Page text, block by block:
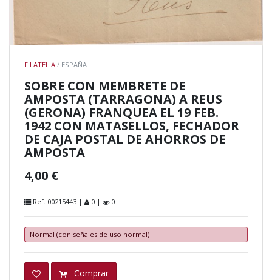
FILATELIA / ESPAÑA
SOBRE CON MEMBRETE DE
AMPOSTA (TARRAGONA) A REUS
(GERONA) FRANQUEA EL 19 FEB.
1942 CON MATASELLOS, FECHADOR
DE CAJA POSTAL DE AHORROS DE
AMPOSTA
4,00 €
Ref. 00215443 | 0 | 0
Normal (con señales de uso normal)
Comprar